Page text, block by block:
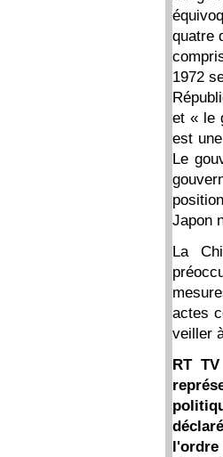
quatre
1972
et « le
est
Le
Japon
La
actes
veiller
RT
l'ordre